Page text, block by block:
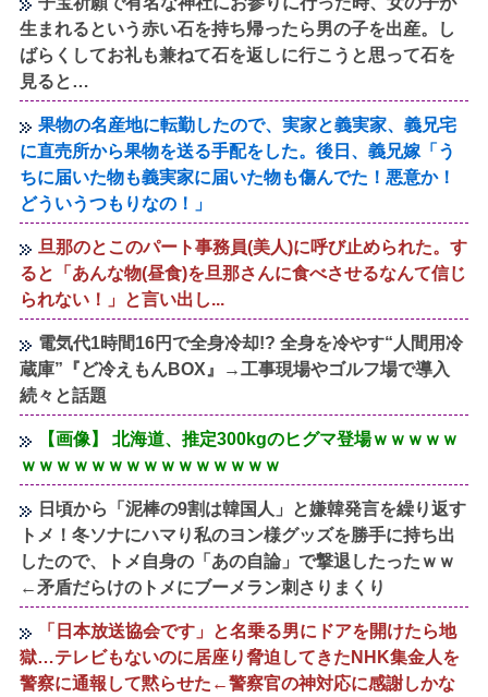
生まれるという赤い石を持ち帰ったら男の子を出産。し
ばらくしてお礼も兼ねて石を返しに行こうと思って石を
見ると…
果物の名産地に転勤したので、実家と義実家、義兄宅
に直売所から果物を送る手配をした。後日、義兄嫁「う
ちに届いた物も義実家に届いた物も傷んでた！悪意か！
どういうつもりなの！」
旦那のとこのパート事務員(美人)に呼び止められた。す
ると「あんな物(昼食)を旦那さんに食べさせるなんて信じ
られない！」と言い出し...
電気代1時間16円で全身冷却!? 全身を冷やす“人間用冷
蔵庫”『ど冷えもんBOX』→工事現場やゴルフ場で導入
続々と話題
【画像】 北海道、推定300kgのヒグマ登場ｗｗｗｗｗ
ｗｗｗｗｗｗｗｗｗｗｗｗｗｗｗ
日頃から「泥棒の9割は韓国人」と嫌韓発言を繰り返す
トメ！冬ソナにハマり私のヨン様グッズを勝手に持ち出
したので、トメ自身の「あの自論」で撃退したったｗｗ
←矛盾だらけのトメにブーメラン刺さりまくり
「日本放送協会です」と名乗る男にドアを開けたら地
獄…テレビもないのに居座り脅迫してきたNHK集金人を
警察に通報して黙らせた←警察官の神対応に感謝しかな